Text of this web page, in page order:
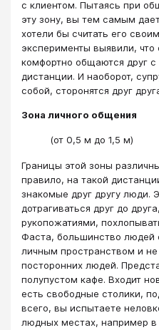
с клиентом. Пытаясь при
эту зону, вы тем самым
хотели бы считать его
эксперименты выявили, что
комфортно общаются друг
дистанции. И наоборот,
собой, сторонятся друг
Зона личного общения
(от 0,5 м до 1,5 м)
Границы этой зоны
правило, на такой
знакомые друг другу люди.
дотрагиваться друг до
рукопожатиями,
Фаста, большинство людей
личным пространством и
посторонних людей.
полупустом кафе. Входит
есть свободные столики,
всего, вы испытаете
людных местах, например